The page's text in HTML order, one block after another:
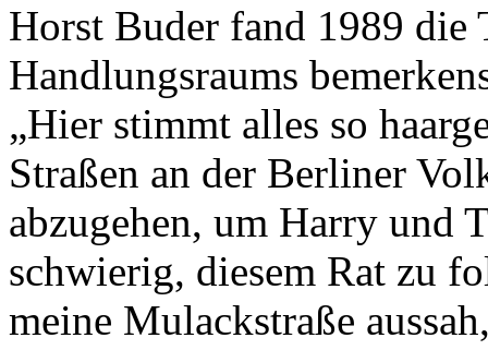
Horst Buder fand 1989 die
Handlungsraums
„Hier stimmt alles so
Straßen an der Berliner
abzugehen, um Harry und
schwierig, diesem Rat zu
meine Mulackstraße